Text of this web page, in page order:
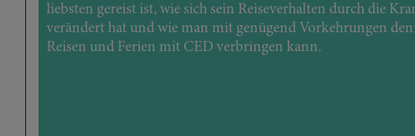
liebsten gereist ist, wie sich sein Reiseverhalten durch die
verändert hat und wie man mit genügend Vorkehrungen
Reisen und Ferien mit CED verbringen kann.